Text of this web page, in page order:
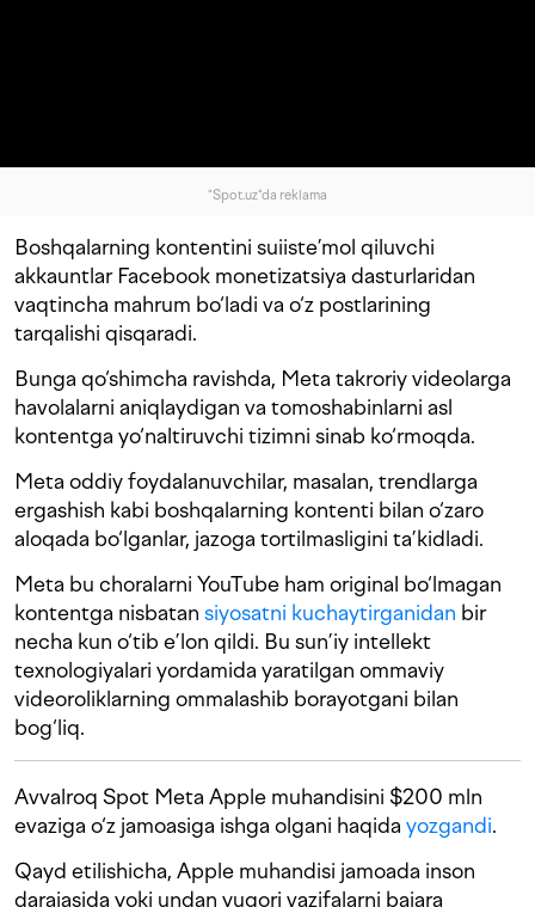
"Spot.uz"da reklama
Boshqalarning kontentini suiiste’mol qiluvchi
akkauntlar Facebook monetizatsiya dasturlaridan
vaqtincha mahrum bo‘ladi va o‘z postlarining
tarqalishi qisqaradi.
Bunga qo‘shimcha ravishda, Meta takroriy videolarga
havolalarni aniqlaydigan va tomoshabinlarni asl
kontentga yo‘naltiruvchi tizimni sinab ko‘rmoqda.
Meta oddiy foydalanuvchilar, masalan, trendlarga
ergashish kabi boshqalarning kontenti bilan o‘zaro
aloqada bo‘lganlar, jazoga tortilmasligini ta’kidladi.
Meta bu choralarni YouTube ham original bo‘lmagan
kontentga nisbatan siyosatni kuchaytirganidan bir
necha kun o‘tib e’lon qildi. Bu sun’iy intellekt
texnologiyalari yordamida yaratilgan ommaviy
videoroliklarning ommalashib borayotgani bilan
bog‘liq.
Avvalroq Spot Meta Apple muhandisini $200 mln
evaziga o‘z jamoasiga ishga olgani haqida yozgandi.
Qayd etilishicha, Apple muhandisi jamoada inson
darajasida yoki undan yuqori vazifalarni bajara